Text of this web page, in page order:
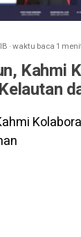
·waktu baca 1
Kahmi